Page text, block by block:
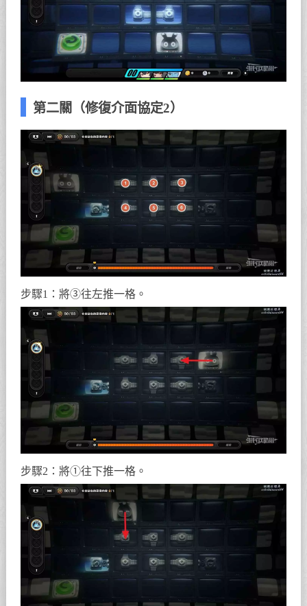
第二關（修復介面協定2）
步驟1：將③往左推一格。
步驟2：將①往下推一格。